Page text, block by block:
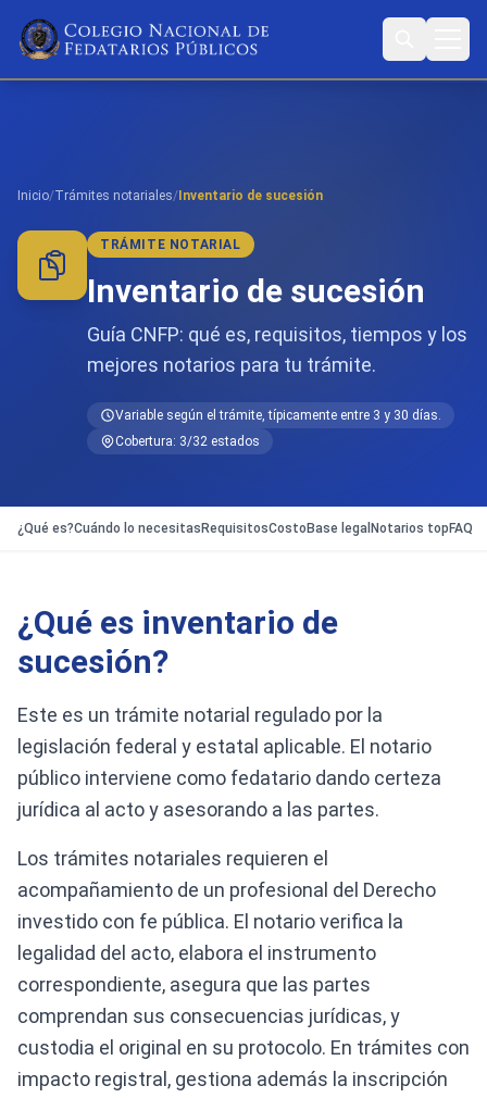
Inicio/Trámites notariales/ Inventario de sucesión
TRÁMITE NOTARIAL
Inventario de sucesión
Guía CNFP: qué es, requisitos, tiempos y los
mejores notarios para tu trámite.
Variable según el trámite, típicamente entre 3 y 30 días.
Cobertura: 3/32 estados
¿Qué es?Cuándo lo necesitas RequisitosCosto Base legal Notarios top FAQ
¿Qué es inventario de
sucesión?
Este es un trámite notarial regulado por la
legislación federal y estatal aplicable. El notario
público interviene como fedatario dando certeza
jurídica al acto y asesorando a las partes.
Los trámites notariales requieren el
acompañamiento de un profesional del Derecho
investido con fe pública. El notario verifica la
legalidad del acto, elabora el instrumento
correspondiente, asegura que las partes
comprendan sus consecuencias jurídicas, y
custodia el original en su protocolo. En trámites con
impacto registral, gestiona además la inscripción